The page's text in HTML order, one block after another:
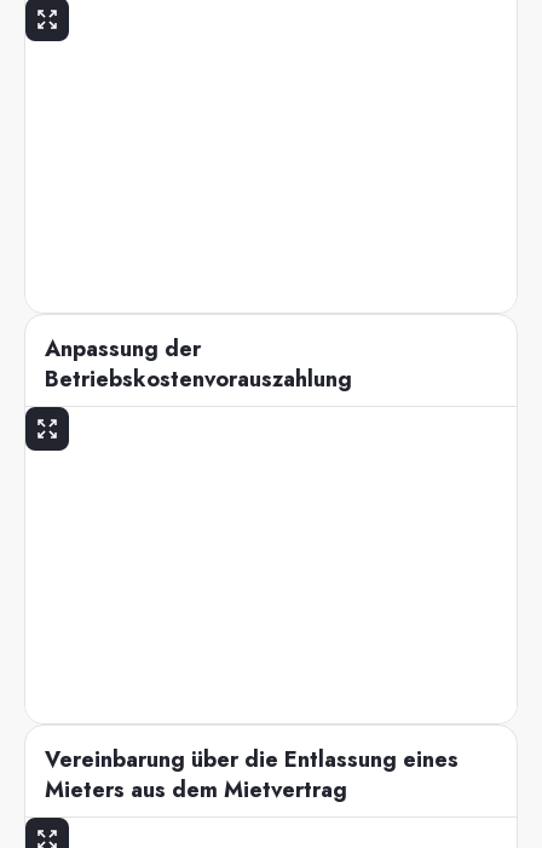
Anpassung der
Betriebskostenvorauszahlung
Vereinbarung über die Entlassung eines
Mieters aus dem Mietvertrag